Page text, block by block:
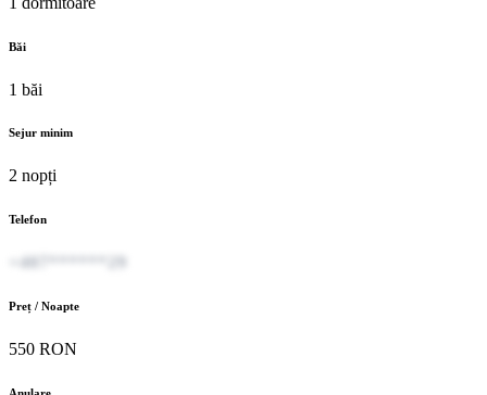
Băi
1 băi
Sejur minim
2 nopți
Telefon
+407******29
Preț / Noapte
550 RON